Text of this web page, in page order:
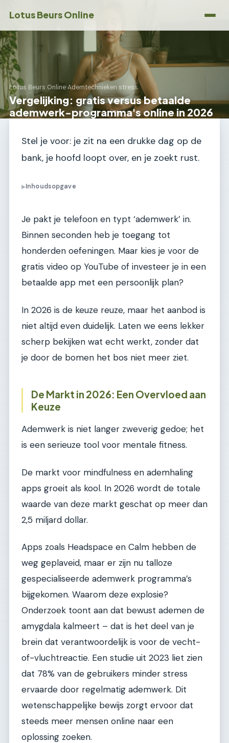
Lotus Beurs Online
Lotus Beurs Online›Ademtechnieken stress
Vergelijking: gratis versus betaalde
ademwerk-programma's online in 2026
Stel je voor: je zit na een drukke dag op de
bank, je hoofd loopt over, en je zoekt rust.
▶Inhoudsopgave
Je pakt je telefoon en typt ‘ademwerk’ in.
Binnen seconden heb je toegang tot
honderden oefeningen. Maar kies je voor de
gratis video op YouTube of investeer je in een
betaalde app met een persoonlijk plan?
In 2026 is de keuze reuze, maar het aanbod is
niet altijd even duidelijk. Laten we eens lekker
scherp bekijken wat echt werkt, zonder dat
je door de bomen het bos niet meer ziet.
De Markt in 2026: Een Overvloed aan
Keuze
Ademwerk is niet langer zweverig gedoe; het
is een serieuze tool voor mentale fitness.
De markt voor mindfulness en ademhaling
apps groeit als kool. In 2026 wordt de totale
waarde van deze markt geschat op meer dan
2,5 miljard dollar.
Apps zoals Headspace en Calm hebben de
weg geplaveid, maar er zijn nu talloze
gespecialiseerde ademwerk programma’s
bijgekomen. Waarom deze explosie?
Onderzoek toont aan dat bewust ademen de
amygdala kalmeert – dat is het deel van je
brein dat verantwoordelijk is voor de vecht-
of-vluchtreactie. Een studie uit 2023 liet zien
dat 78% van de gebruikers minder stress
ervaarde door regelmatig ademwerk. Dit
wetenschappelijke bewijs zorgt ervoor dat
steeds meer mensen online naar een
oplossing zoeken.